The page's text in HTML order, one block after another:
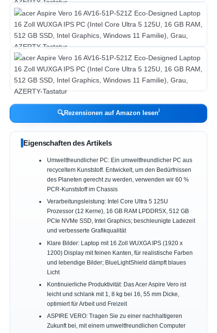
🔍Rezensionen auf Amazon lesenℹ︎
Eigenschaften des Artikels
Umweltfreundlicher PC: Ein umweltfreundlicher PC aus
recyceltem Kunststoff. Entwickelt, um den Bedürfnissen
des Planeten gerecht zu werden, verwenden wir 60 %
PCR-Kunststoff im Chassis
Verarbeitungsleistung: Intel Core Ultra 5 125U
Prozessor (12 Kerne), 16 GB RAM LPDDR5X, 512 GB
PCIe NVMe SSD, Intel Graphics; beschleunigte Ladezeit
und verbesserte Grafikqualität
Klare Bilder: Laptop mit 16 Zoll WUXGA IPS (1920 x
1200) Display mit feinen Kanten, für realistische Farben
und lebendige Bilder; BlueLightShield dämpft blaues
Licht
Kontinuierliche Produktivität: Das Acer Aspire Vero ist
leicht und schlank mit 1, 8 kg bei 16, 55 mm Dicke,
optimiert für Arbeit und Freizeit
ASPIRE VERO: Tragen Sie zu einer nachhaltigeren
Zukunft bei, mit einem umweltfreundlichen Computer